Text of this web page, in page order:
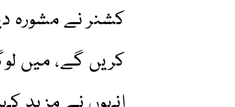
کشنر نے مشورہ
کریں گے، میں